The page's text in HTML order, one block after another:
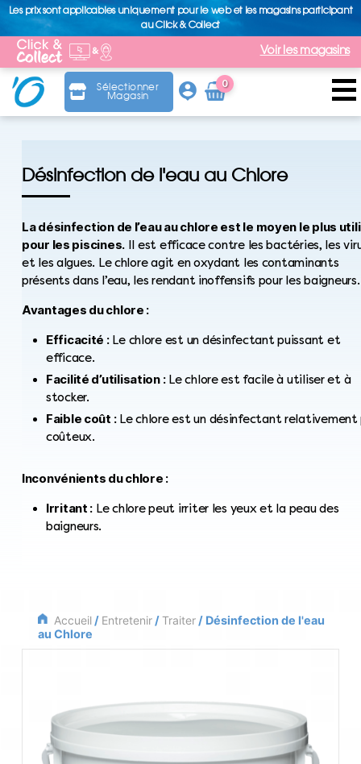
Les prix sont applicables uniquement pour le web et les magasins participant
au Click & Collect
Voir les magasins
Sélectionner
Magasin
0
Arti
cle
Désinfection de l'eau au Chlore
La désinfection de l’eau au chlore est le moyen le plus
pour les piscines. Il est efficace contre les bactéries, les
et les algues. Le chlore agit en oxydant les contaminants
présents dans l’eau, les rendant inoffensifs pour les baigneurs.
Avantages du chlore :
Efficacité :Le chlore est un désinfectant puissant et
efficace.
Facilité d’utilisation :Le chlore est facile à utiliser et à
stocker.
Faible coût :Le chlore est un désinfectant relativement
coûteux.
Inconvénients du chlore :
Irritant : Le chlore peut irriter les yeux et la peau des
baigneurs.
Nous vous proposons différents chlores lents et chlores
Accueil/ Entretenir/Traiter/ Désinfection de l'eau
au Chlore